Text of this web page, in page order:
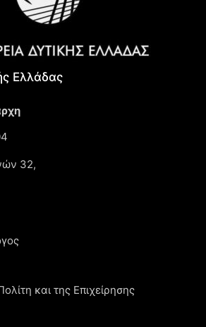
Ελλάδας​
32,
και της Επιχείρησης